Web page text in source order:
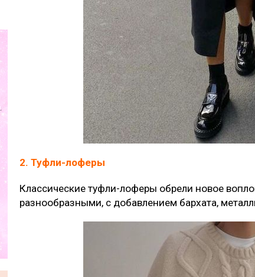
2. Туфли-лоферы
Классические туфли-лоферы обрели новое
разнообразными, с добавлением бархата,